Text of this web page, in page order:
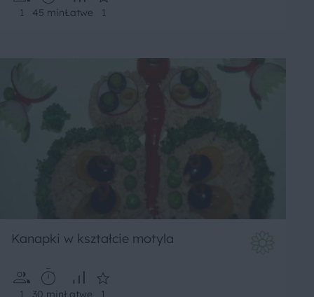
1 45 minŁatwe 1
Kanapki w kształcie motyla
1 30 minŁatwe 1